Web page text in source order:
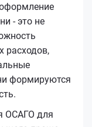
- это не
расходов,
формируются
ОСАГО для